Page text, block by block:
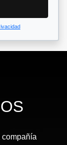
compañía